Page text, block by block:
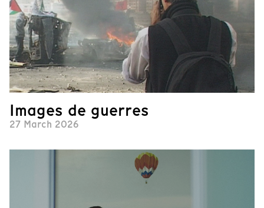
Images de guerres
27 March 2026